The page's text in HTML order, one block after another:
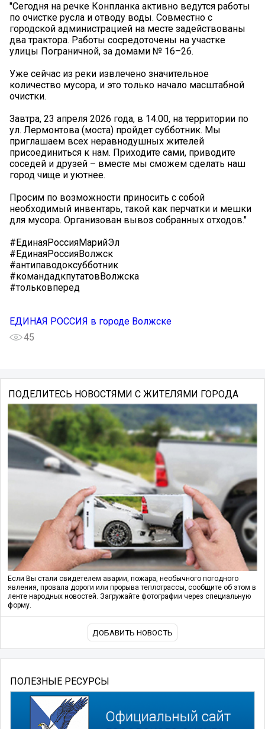
"Сегодня на речке Конпланка активно ведутся работы
по очистке русла и отводу воды. Совместно с
городской администрацией на месте задействованы
два трактора. Работы сосредоточены на участке
улицы Пограничной, за домами № 16–26.
Уже сейчас из реки извлечено значительное
количество мусора, и это только начало масштабной
очистки.
Завтра, 23 апреля 2026 года, в 14:00, на территории по
ул. Лермонтова (моста) пройдет субботник. Мы
приглашаем всех неравнодушных жителей
присоединиться к нам. Приходите сами, приводите
соседей и друзей – вместе мы сможем сделать наш
город чище и уютнее.
Просим по возможности приносить с собой
необходимый инвентарь, такой как перчатки и мешки
для мусора. Организован вывоз собранных отходов."
#ЕдинаяРоссияМарийЭл
#ЕдинаяРоссияВолжск
#антипаводоксубботник
#командадкпутатовВолжска
#тольковперед
ЕДИНАЯ РОССИЯ в городе Волжске
45
ПОДЕЛИТЕСЬ НОВОСТЯМИ С ЖИТЕЛЯМИ ГОРОДА
Если Вы стали свидетелем аварии, пожара, необычного погодного
явления, провала дороги или прорыва теплотрассы, сообщите об этом в
ленте народных новостей. Загружайте фотографии через специальную
форму.
ДОБАВИТЬ НОВОСТЬ
ПОЛЕЗНЫЕ РЕСУРСЫ